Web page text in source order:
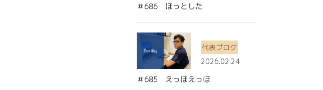
＃686 ほっとした
代表ブログ
2026.02.24
＃685 えっほえっほ